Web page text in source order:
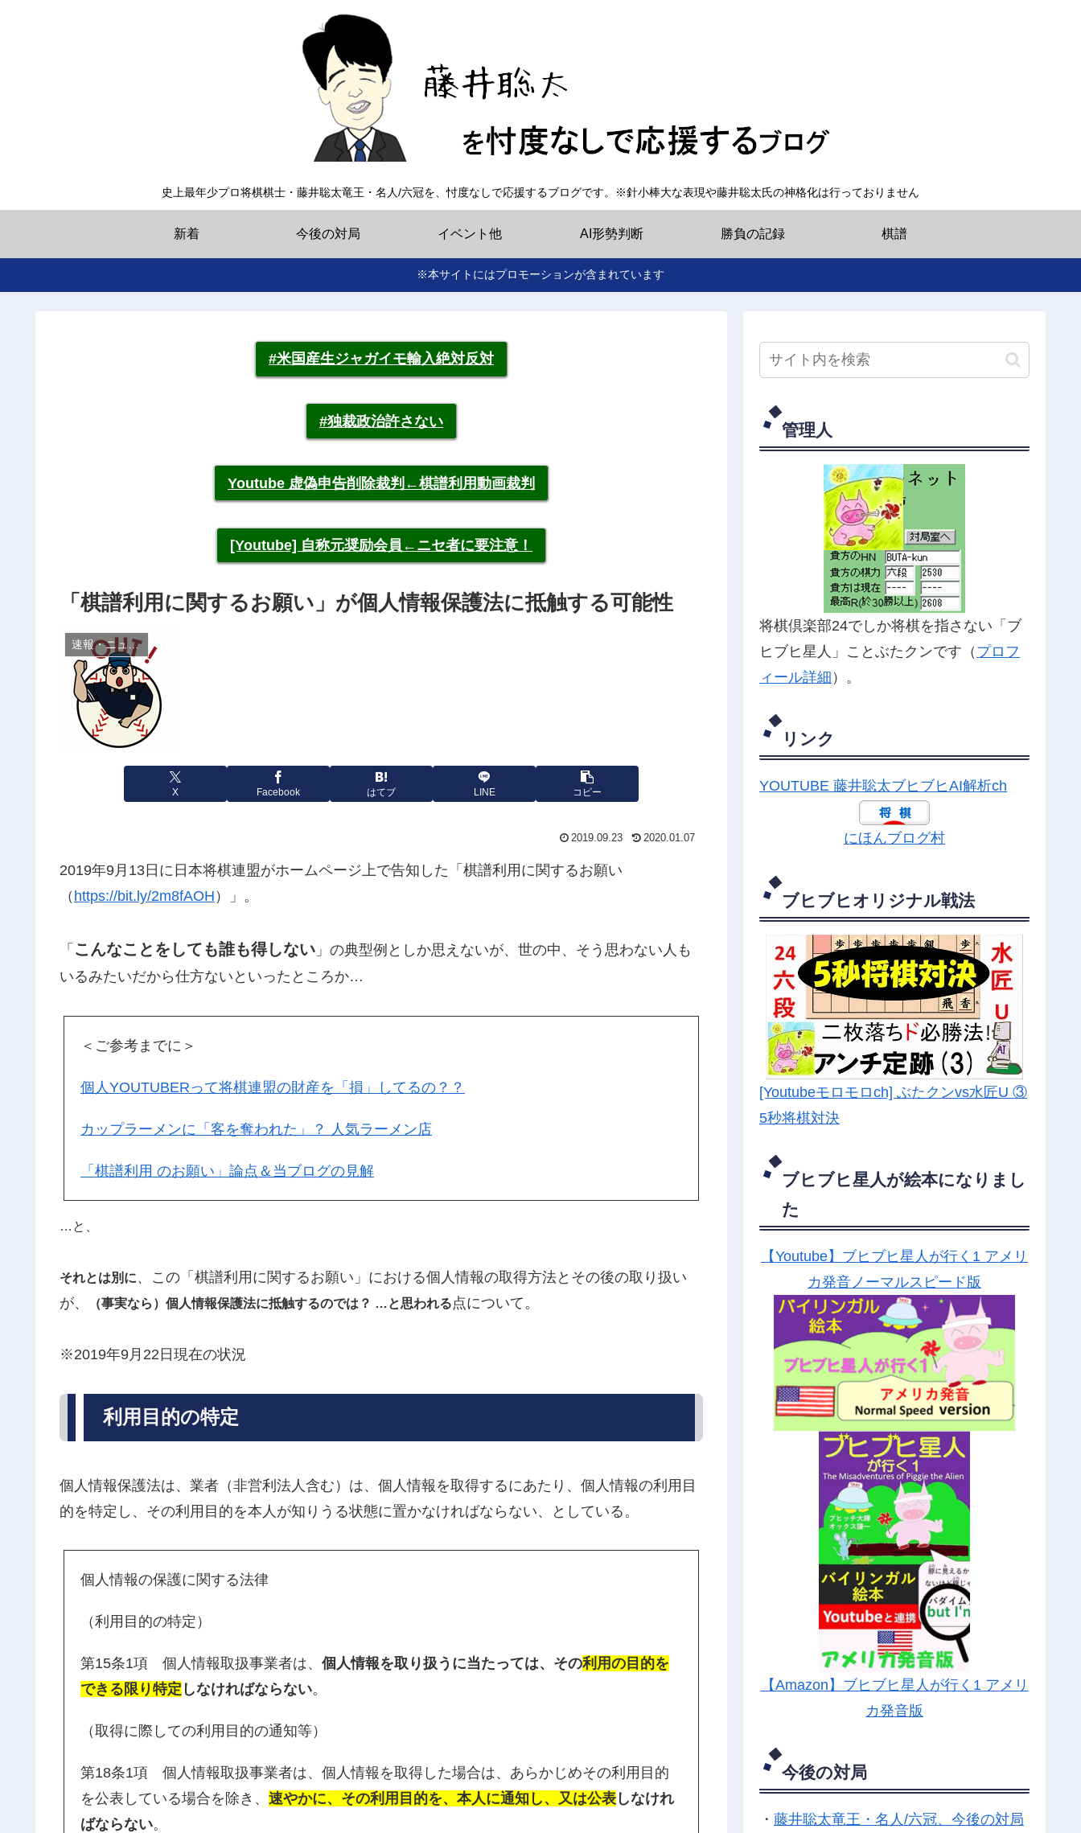
史上最年少プロ将棋棋士・藤井聡太竜王・名人/六冠を、忖度なしで応援するブログです。※針小棒大な表現や藤井聡太氏の神格化は行っておりません
新着 今後の対局 イベント他 AI形勢判断 勝負の記録 棋譜
※本サイトにはプロモーションが含まれています
#米国産生ジャガイモ輸入絶対反対
#独裁政治許さない
Youtube 虚偽申告削除裁判←棋譜利用動画裁判
[Youtube] 自称元奨励会員←ニセ者に要注意！
「棋譜利用に関するお願い」が個人情報保護法に抵触する可能性
速報・ニュース
X Facebook はてブ LINE コピー
2019.09.23 2020.01.07
2019年9月13日に日本将棋連盟がホームページ上で告知した「棋譜利用に関するお願い
（ https://bit.ly/2m8fAOH ）」。
「 こんなことをしても誰も得しない 」の典型例としか思えないが、世の中、そう思わない人も
いるみたいだから仕方ないといったところか…
＜ご参考までに＞
個人YOUTUBERって将棋連盟の財産を「損」してるの？？
カップラーメンに「客を奪われた」？ 人気ラーメン店
「棋譜利用 のお願い」論点＆当ブログの見解
…と、
それとは別に、この「棋譜利用に関するお願い」における個人情報の取得方法とその後の取り扱い
が、
（事実なら）個人情報保護法に抵触するのでは？ …と思われる点について。
※2019年9月22日現在の状況
利用目的の特定
個人情報保護法は、業者（非営利法人含む）は、個人情報を取得するにあたり、個人情報の利用目
的を特定し、その利用目的を本人が知りうる状態に置かなければならない、としている。
個人情報の保護に関する法律
（利用目的の特定）
第15条1項 個人情報取扱事業者は、 個人情報を取り扱うに当たっては、その利用の目的を
できる限り特定 しなければならない。
（取得に際しての利用目的の通知等）
第18条1項 個人情報取扱事業者は、個人情報を取得した場合は、あらかじめその利用目的
を公表している場合を除き、 速やかに、その利用目的を、本人に通知し、又は公表 しなけれ
ばならない。
管理人
将棋倶楽部24でしか将棋を指さない「ブ
ヒブヒ星人」ことぶたクンです（ プロフ
ィール詳細 ）。
リンク
YOUTUBE 藤井聡太ブヒブヒAI解析ch
にほんブログ村
ブヒブヒオリジナル戦法
[Youtubeモロモロch] ぶたクンvs水匠U ③
5秒将棋対決
ブヒブヒ星人が絵本になりまし
た
【Youtube】ブヒブヒ星人が行く1 アメリ
カ発音ノーマルスピード版
【Amazon】ブヒブヒ星人が行く1 アメリ
カ発音版
今後の対局
・ 藤井聡太竜王・名人/六冠、今後の対局